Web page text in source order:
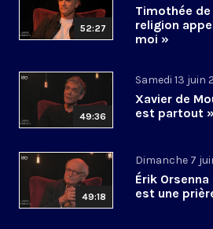
52:27
Timothée
religion
moi »
49:36
Samedi 13 juin
Xavier de
est partout »
49:18
Dimanche 7
Érik
est une